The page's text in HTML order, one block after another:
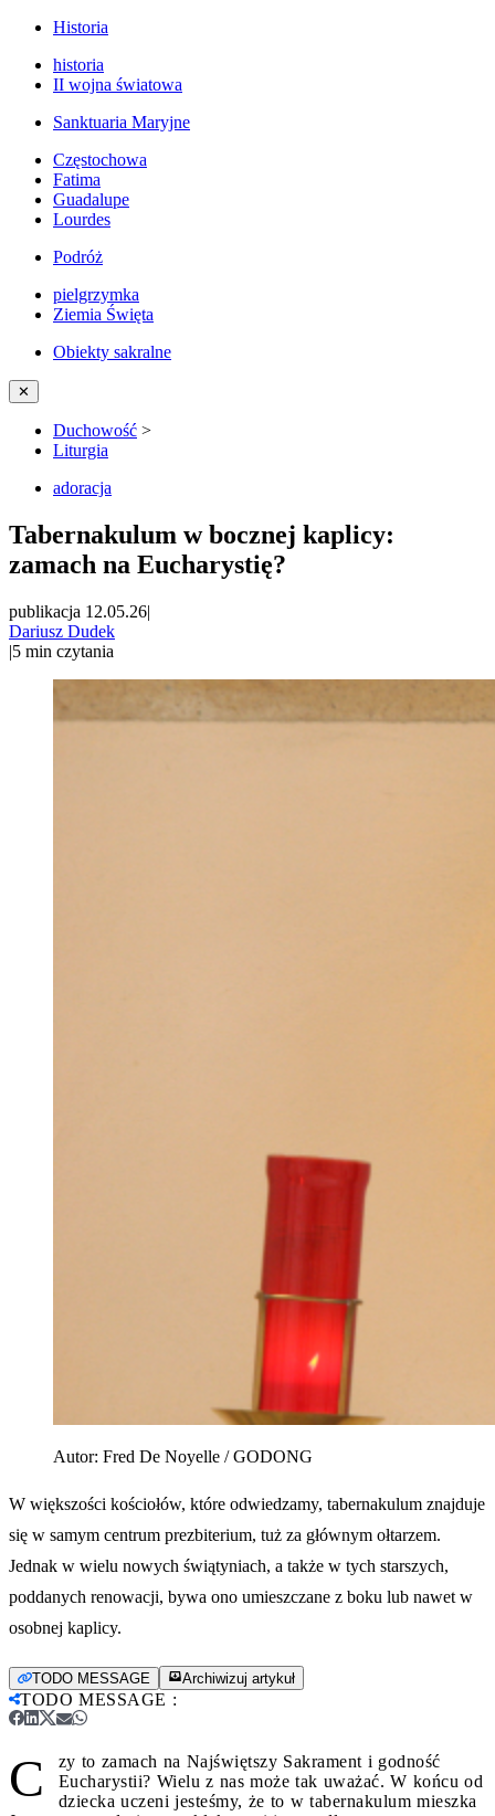
Historia
historia
II wojna światowa
Sanktuaria Maryjne
Częstochowa
Fatima
Guadalupe
Lourdes
Podróż
pielgrzymka
Ziemia Święta
Obiekty sakralne
✕
Duchowość >
Liturgia
adoracja
Tabernakulum w bocznej kaplicy:
zamach na Eucharystię?
publikacja 12.05.26|
Dariusz Dudek
|5 min czytania
Autor: Fred De Noyelle / GODONG
W większości kościołów, które odwiedzamy, tabernakulum znajduje
się w samym centrum prezbiterium, tuż za głównym ołtarzem.
Jednak w wielu nowych świątyniach, a także w tych starszych,
poddanych renowacji, bywa ono umieszczane z boku lub nawet w
osobnej kaplicy.
TODO MESSAGE Archiwizuj artykuł
TODO MESSAGE :
C
zy to zamach na Najświętszy Sakrament i godność
Eucharystii? Wielu z nas może tak uważać. W końcu od
dziecka uczeni jesteśmy, że to w tabernakulum mieszka